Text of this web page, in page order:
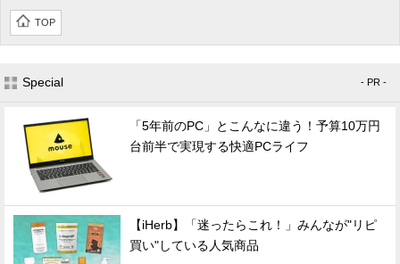
TOP
Special - PR -
「5年前のPC」とこんなに違う！予算10万円
台前半で実現する快適PCライフ
【iHerb】「迷ったらこれ！」みんなが"リピ
買い"している人気商品